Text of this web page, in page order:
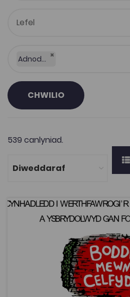
Adnodd Coleg Cymraeg ×
CHWILIO
539 canlyniad.
Cynhadledd ‘Boddi mewn
Dyddiad cyhoeddi: 2015
Cynhadledd ‘Boddi mewn
Gwaddol ’65
Cerddoriaeth